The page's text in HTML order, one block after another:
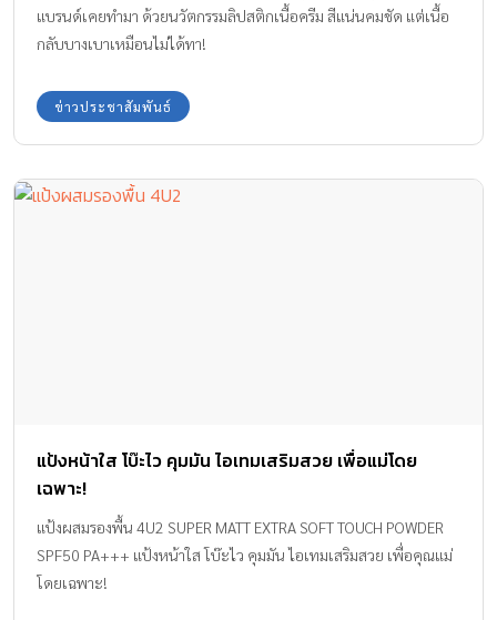
แบรนด์เคยทำมา ด้วยนวัตกรรมลิปสติกเนื้อครีม สีแน่นคมชัด แต่เนื้อ
กลับบางเบาเหมือนไม่ได้ทา!
ข่าวประชาสัมพันธ์
แป้งหน้าใส โบ๊ะไว คุมมัน ไอเทมเสริมสวย เพื่อแม่โดย
เฉพาะ!
แป้งผสมรองพื้น 4U2 SUPER MATT EXTRA SOFT TOUCH POWDER
SPF50 PA+++ แป้งหน้าใส โบ๊ะไว คุมมัน ไอเทมเสริมสวย เพื่อคุณแม่
โดยเฉพาะ!